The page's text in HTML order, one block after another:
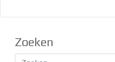
Zoeken